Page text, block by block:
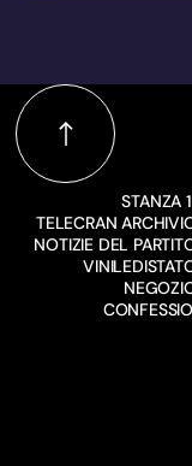
STANZA
TELECRAN
NOTIZIE DEL